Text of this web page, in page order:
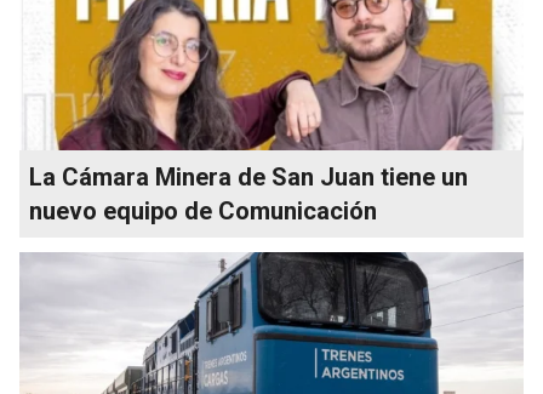
La Cámara Minera de San Juan tiene un
nuevo equipo de Comunicación